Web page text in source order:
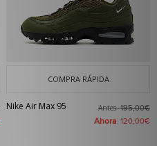
COMPRA RÁPIDA
Nike Air Max 95 Antes195,00€
Ahora 120,00€